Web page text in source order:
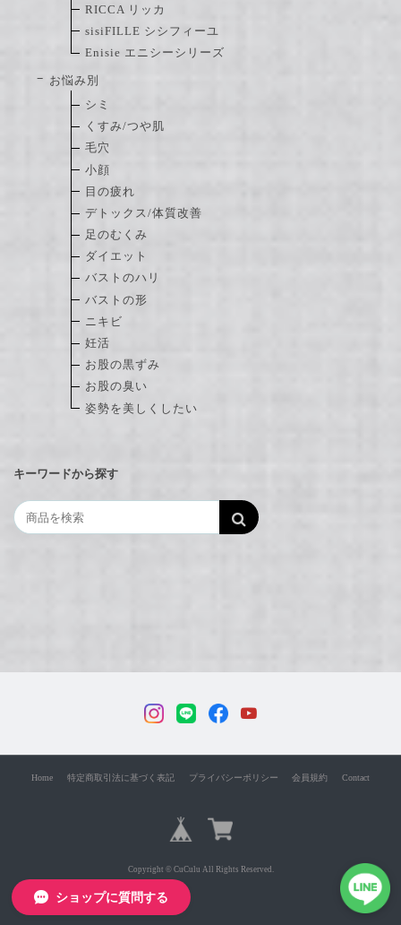
RICCA リッカ
sisiFILLE シシフィーユ
Enisie エニシーシリーズ
お悩み別
シミ
くすみ/つや肌
毛穴
小顔
目の疲れ
デトックス/体質改善
足のむくみ
ダイエット
バストのハリ
バストの形
ニキビ
妊活
お股の黒ずみ
お股の臭い
姿勢を美しくしたい
キーワードから探す
Home 特定商取引法に基づく表記 プライバシーポリシー 会員規約 Contact
Copyright © CuCulu All Rights Reserved.
ショップに質問する